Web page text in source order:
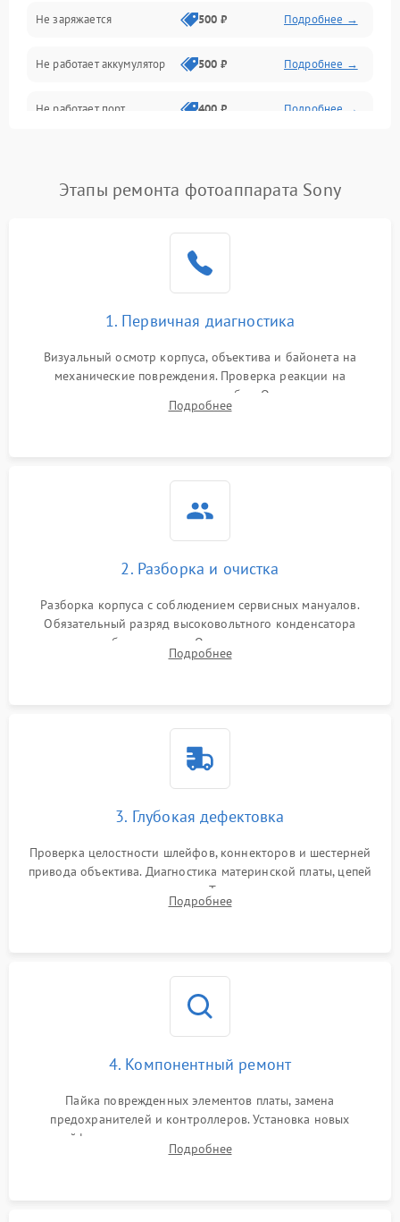
Объективы
Программные сбои
Коммуникации и интерфейсы
Не заряжается 500 ₽ Подробнее →
Не работает аккумулятор 500 ₽ Подробнее →
Не работает порт 400 ₽ Подробнее →
Этапы ремонта фотоаппарата Sony
1. Первичная диагностика
Визуальный осмотр корпуса, объектива и байонета на
механические повреждения. Проверка реакции на
включение, считывание кодов ошибок. Оценка состояния
матрицы и затвора, проверка работы автофокуса и вспышки.
Подробнее
2. Разборка и очистка
Разборка корпуса с соблюдением сервисных мануалов.
Обязательный разряд высоковольтного конденсатора
вспышки для безопасности. Очистка внутренних узлов от
пыли, песка и следов влаги с помощью спецсредств.
Подробнее
3. Глубокая дефектовка
Проверка целостности шлейфов, коннекторов и шестерней
привода объектива. Диагностика материнской платы, цепей
питания и картоприемника. Тестирование механизма
затвора и блока внутрикамерной стабилизации.
Подробнее
4. Компонентный ремонт
Пайка поврежденных элементов платы, замена
предохранителей и контроллеров. Установка новых
шлейфов, дисплея, механизма затвора или двигателя
автофокуса. Восстановление геометрии тубуса объектива
Подробнее